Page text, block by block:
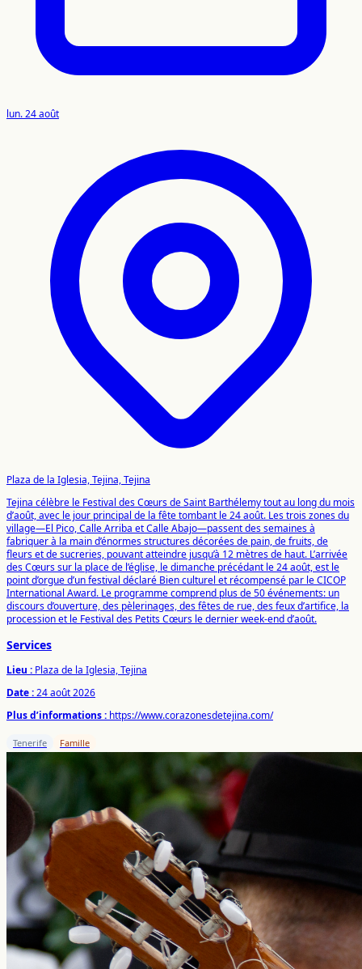
lun. 24 août
Plaza de la Iglesia, Tejina, Tejina
Tejina célèbre le Festival des Cœurs de Saint Barthélemy tout au long du mois
d’août, avec le jour principal de la fête tombant le 24 août. Les trois zones du
village—El Pico, Calle Arriba et Calle Abajo—passent des semaines à
fabriquer à la main d’énormes structures décorées de pain, de fruits, de
fleurs et de sucreries, pouvant atteindre jusqu’à 12 mètres de haut. L’arrivée
des Cœurs sur la place de l’église, le dimanche précédant le 24 août, est le
point d’orgue d’un festival déclaré Bien culturel et récompensé par le CICOP
International Award. Le programme comprend plus de 50 événements: un
discours d’ouverture, des pèlerinages, des fêtes de rue, des feux d’artifice, la
procession et le Festival des Petits Cœurs le dernier week-end d’août.
Services
Lieu : Plaza de la Iglesia, Tejina
Date :24 août 2026
Plus d’informations : https://www.corazonesdetejina.com/
Tenerife Famille